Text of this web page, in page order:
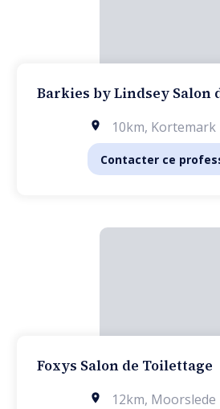
Barkies by Lindsey Salon
10km, Kortemark
Contacter ce
Foxys Salon de Toilettage
12km, Moorslede